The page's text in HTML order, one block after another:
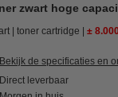
zwart hoge
toner cartridge ±
Bekijk de specificaties en
Direct leverbaar